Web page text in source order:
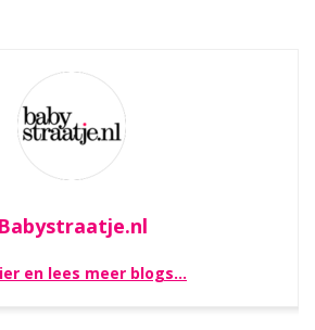
Babystraatje.nl
en lees meer blogs…